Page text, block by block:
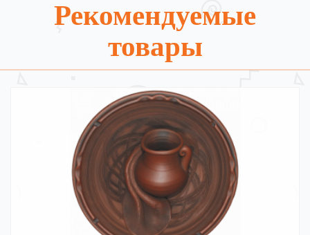
Рекомендуемые
товары